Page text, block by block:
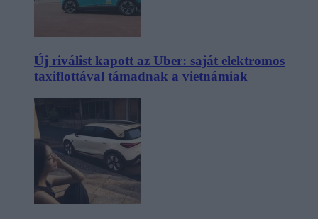
Új riválist kapott az Uber: saját elektromos
taxiflottával támadnak a vietnámiak